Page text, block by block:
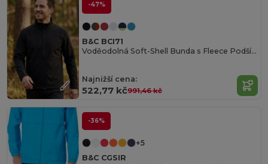
-47%
B&C BCI71
Voděodolná Soft-Shell Bunda s Fleece Podšívkou
Najnižší cena:
522,77 kč991,46 kč
-36%
+5
B&C CGSIR